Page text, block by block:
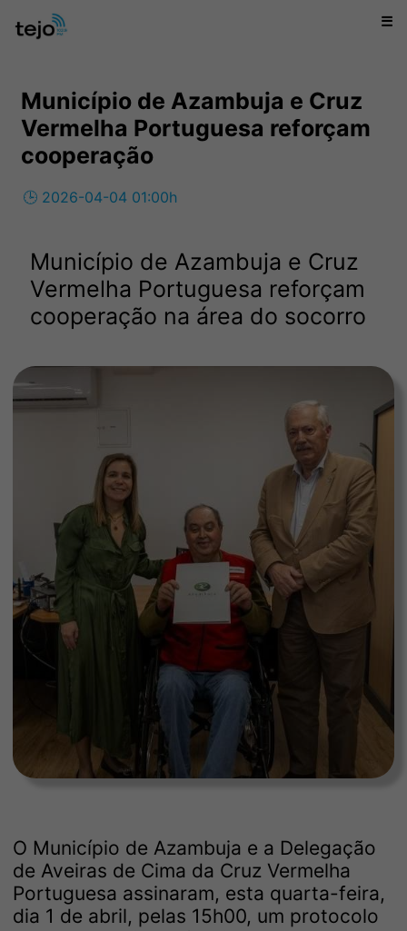
☰
Município de Azambuja e Cruz
Vermelha Portuguesa reforçam
cooperação
🕒 2026-04-04 01:00h
Município de Azambuja e Cruz
Vermelha Portuguesa reforçam
cooperação na área do socorro
O Município de Azambuja e a Delegação
de Aveiras de Cima da Cruz Vermelha
Portuguesa assinaram, esta quarta-feira,
dia 1 de abril, pelas 15h00, um protocolo